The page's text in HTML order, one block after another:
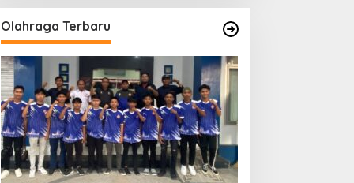
Sampang Dukung
Kaum LGBT
PPD Desak PLN Madura
Evaluasi Program Lisdes
Sumenep, Ini Sebabnya
Olahraga Terbaru